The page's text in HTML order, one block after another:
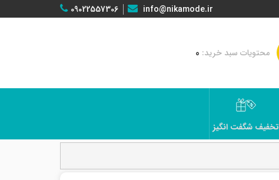
09022557306 info@nikamode.ir
0
تخفیف شگفت انگیز